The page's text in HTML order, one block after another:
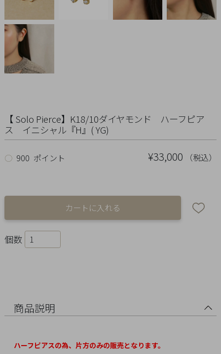
【 Solo Pierce】K18/10ダイヤモンド ハーフピア
ス イニシャル『H』( YG)
¥33,000 （税込）
○ 900 ポイント
個数
商品説明
ハーフピアスの為、片方のみの販売となります。
ALL
Pierced
Charm
Disney
Season
Other